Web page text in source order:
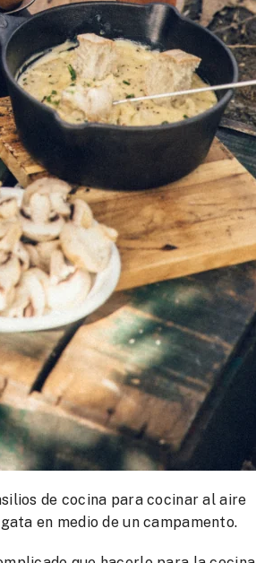
de cocina para cocinar al aire
en medio de un campamento.